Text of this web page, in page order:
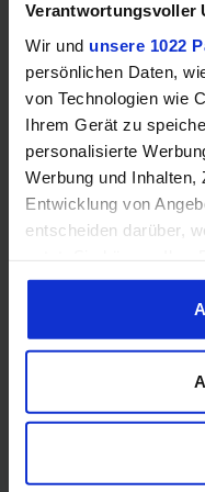
Verantwortungsvoller
Wir und unsere 1022
persönlichen Daten,
von Technologien wie
Ihrem Gerät zu
personalisierte
Werbung und
Entwicklung von
entscheiden darüber,
Cookie-Erklärung
Trigger Symbol ändern
Informationen
welche bis auf
Ihr Gerät durch
Gewinne einen
Ti!!
Bis zum 21. August
Gewinnspiel einen MSI
Komponenten, den
und den
Performance-